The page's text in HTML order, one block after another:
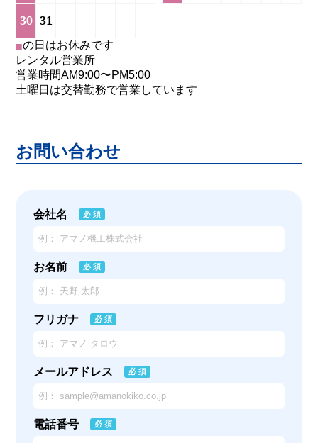
30 31
■の日はお休みです
レンタル営業所
営業時間AM9:00〜PM5:00
土曜日は交替勤務で営業しています
お問い合わせ
会社名 必 須
お名前 必 須
フリガナ 必 須
メールアドレス 必 須
電話番号 必 須